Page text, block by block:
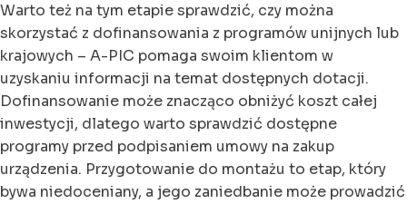
Warto też na tym etapie sprawdzić, czy można
skorzystać z dofinansowania z programów unijnych lub
krajowych – A-PIC pomaga swoim klientom w
uzyskaniu informacji na temat dostępnych dotacji.
Dofinansowanie może znacząco obniżyć koszt całej
inwestycji, dlatego warto sprawdzić dostępne
programy przed podpisaniem umowy na zakup
urządzenia. Przygotowanie do montażu to etap, który
bywa niedoceniany, a jego zaniedbanie może prowadzić